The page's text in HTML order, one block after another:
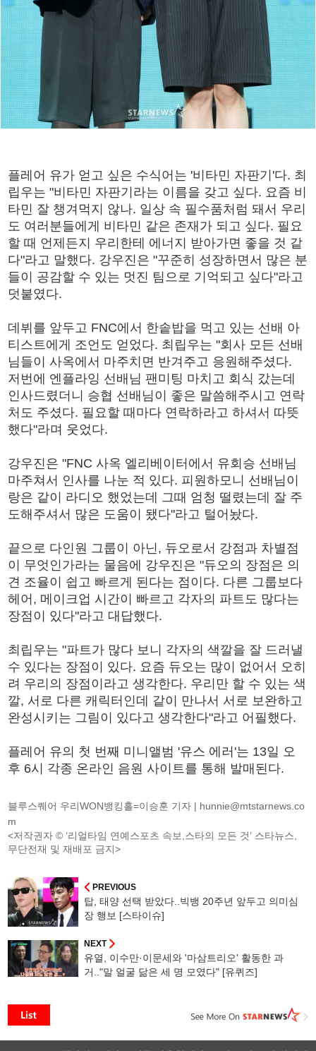
플레어 유가 얻고 싶은 수식어는 '비타민 자판기'다. 최
립우는 "비타민 자판기라는 이름을 갖고 싶다. 요즘 비
타민 잘 챙겨먹지 않나. 일상 속 필수품처럼 돼서 우리
도 여러분들에게 비타민 같은 존재가 되고 싶다. 필요
할 때 언제든지 우리한테 에너지 받아가면 좋을 것 같
다"라고 말했다. 강우진은 "꾸준히 성장하면서 많은 분
들이 공감할 수 있는 멋진 팀으로 기억되고 싶다"라고
덧붙였다.
데뷔를 앞두고 FNC에서 한솥밥을 먹고 있는 선배 아
티스트에게 조언도 얻었다. 최립우는 "회사 모든 선배
님들이 사옥에서 마주치면 반겨주고 응원해주셨다.
저번에 엔플라잉 선배님 팬미팅 마치고 회식 갔는데
인사드렸더니 승협 선배님이 좋은 말씀해주시고 연락
처도 주셨다. 필요할 때마다 연락하라고 하셔서 따뜻
했다"라며 웃었다.
강우진은 "FNC 사옥 엘리베이터에서 유회승 선배님
마주쳐서 인사를 나눈 적 있다. 피원하모니 선배님이
랑은 같이 라디오 했었는데 그때 엄청 떨렸는데 잘 주
도해주셔서 많은 도움이 됐다"라고 털어놨다.
끝으로 다인원 그룹이 아닌, 듀오로서 강점과 차별점
이 무엇인가라는 물음에 강우진은 "듀오의 장점은 의
견 조율이 쉽고 빠르게 된다는 점이다. 다른 그룹보다
헤어, 메이크업 시간이 빠르고 각자의 파트도 많다는
장점이 있다"라고 대답했다.
최립우는 "파트가 많다 보니 각자의 색깔을 잘 드러낼
수 있다는 장점이 있다. 요즘 듀오는 많이 없어서 오히
려 우리의 장점이라고 생각한다. 우리만 할 수 있는 색
깔, 서로 다른 캐릭터인데 같이 만나서 서로 보완하고
완성시키는 그림이 있다고 생각한다"라고 어필했다.
플레어 유의 첫 번째 미니앨범 '유스 에러'는 13일 오
후 6시 각종 온라인 음원 사이트를 통해 발매된다.
블루스퀘어 우리WON뱅킹홀=이승훈 기자 | hunnie@mtstarnews.co
m
<저작권자 © ‘리얼타임 연예스포츠 속보,스타의 모든 것’ 스타뉴스,
무단전재 및 재배포 금지>
PREVIOUS
탑, 태양 선택 받았다..빅뱅 20주년 앞두고 의미심
장 행보 [스타이슈]
NEXT
유열, 이수만·이문세와 '마삼트리오' 활동한 과
거.."말 얼굴 닮은 세 명 모였다" [유퀴즈]